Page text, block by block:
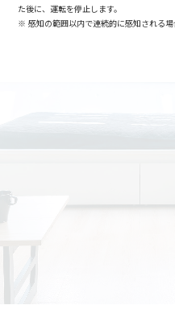
た後に、運転を停止します。
感知の範囲以内で連続的に感知される場